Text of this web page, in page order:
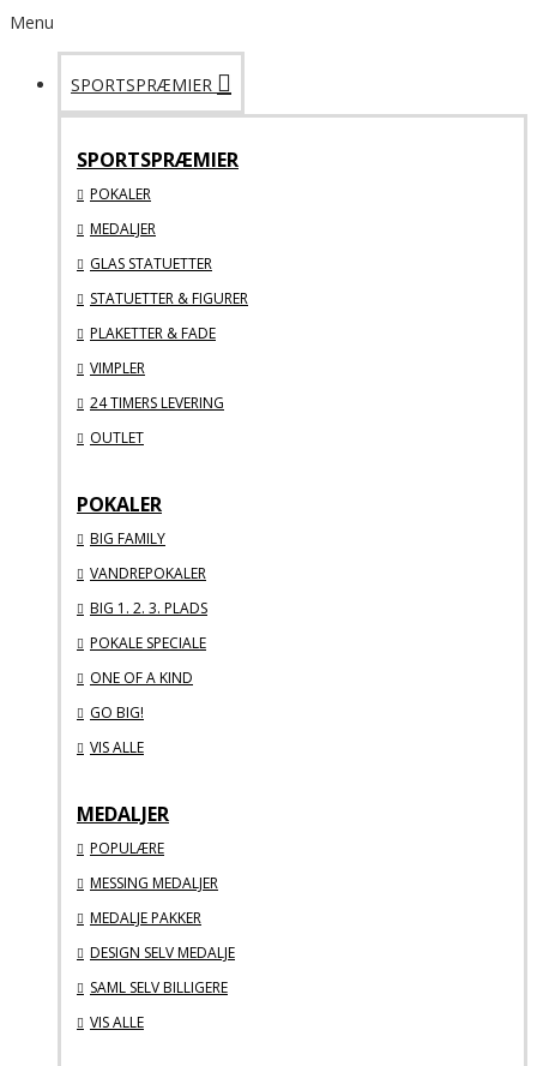
Menu
SPORTSPRÆMIER
SPORTSPRÆMIER
POKALER
MEDALJER
GLAS STATUETTER
STATUETTER & FIGURER
PLAKETTER & FADE
VIMPLER
24 TIMERS LEVERING
OUTLET
POKALER
BIG FAMILY
VANDREPOKALER
BIG 1. 2. 3. PLADS
POKALE SPECIALE
ONE OF A KIND
GO BIG!
VIS ALLE
MEDALJER
POPULÆRE
MESSING MEDALJER
MEDALJE PAKKER
DESIGN SELV MEDALJE
SAML SELV BILLIGERE
VIS ALLE